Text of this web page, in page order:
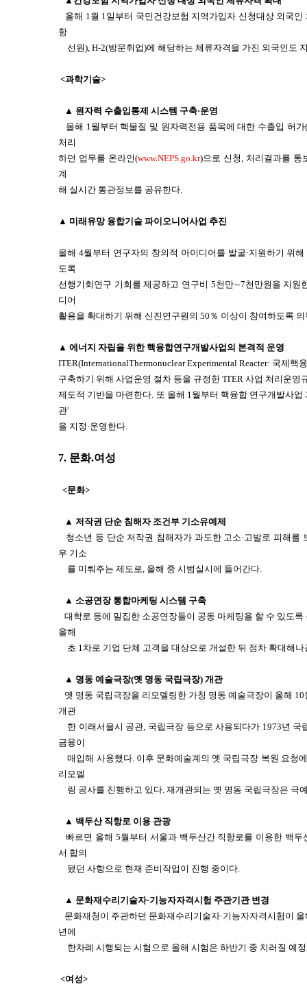
올해 1월 1일부터 국민건강보험 지역가입자 신청대상 외국
항
선원), H-2(방문취업)에 해당하는 체류자격을 가진 외국인도
<과학기술>
▲ 원자력 수출입통제 시스템 구축·운영
올해 1월부터 핵물질 및 원자력전용 품목에 대한 수출입 허
처리
하던 업무를 온라인(www.NEPS.go.kr)으로 신청, 처리결과를 통
계
해 실시간 통관정보를 공유한다.
▲ 미래유망 융합기술 파이오니어사업 추진
올해 4월부터 연구자의 창의적 아이디어를 발굴·지원하기 위
도록
선행기회연구 기회를 제공하고 연구비 5천만∼7천만원을 지원
디어
활용을 확대하기 위해 신진연구원의 50％ 이상이 참여하도록
▲ 에너지 자립을 위한 핵융합연구개발사업의 본격적 운영
ITER(InternationalThermonuclear Experimental Reacter: 국제
구축하기 위해 사업운영 절차 등을 규정한 'ITER 사업 처리운영
제도적 기반을 마련한다. 또 올해 1월부터 핵융합 연구개발사
관'
을 지정·운영한다.
7. 문화.여성
<문화>
▲ 저작권 단순 침해자 조건부 기소유예제
청소년 등 단순 저작권 침해자가 과도한 고소·고발로 피해
우 기소
를 미뤄주는 제도로, 올해 중 시범실시에 들어간다.
▲ 소공연장 통합마케팅 시스템 구축
대학로 등에 밀집한 소공연장들이 공동 마케팅을 할 수 있도
올해
초 1차로 기업 단체 고객을 대상으로 개설한 뒤 점차 확대해
▲ 명동 예술극장(옛 명동 국립극장) 개관
옛 명동 국립극장을 리모델링한 가칭 명동 예술극장이 올해
개관
한 이래서울시 공관, 국립극장 등으로 사용되다가 1973년
금융이
매입해 사용했다. 이후 문화예술계의 옛 국립극장 복원 요청
리모델
링 공사를 진행하고 있다. 재개관되는 옛 명동 국립극장은 극
▲ 백두산 직항로 이용 관광
빠르면 올해 5월부터 서울과 백두산간 직항로를 이용한 백
서 합의
됐던 사항으로 현재 준비작업이 진행 중이다.
▲ 문화재수리기술자·기능자자격시험 주관기관 변경
문화재청이 주관하던 문화재수리기술자·기능자자격시험이
년에
한차례 시행되는 시험으로 올해 시험은 하반기 중 치러질 예
<여성>